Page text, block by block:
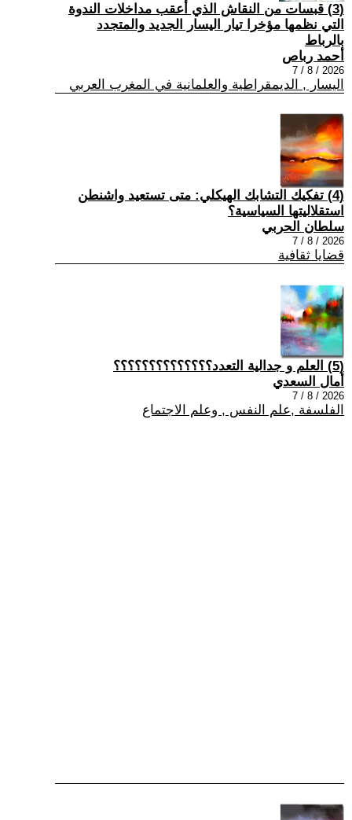
(3) قبسات من النقاش الذي أعقب مداخلات الندوة
التي نظمها مؤخرا تيار اليسار الجديد والمتجدد
بالرباط
أحمد رباص
2026 / 8 / 7
اليسار , الديمقراطية والعلمانية في المغرب العربي
(4) تفكيك التشابك الهيكلي: متى تستعيد واشنطن
استقلاليتها السياسية؟
سلطان الحربي
2026 / 8 / 7
قضايا ثقافية
(5) العلم و جدالية التعدد؟؟؟؟؟؟؟؟؟؟؟؟؟؟
أمال السعدي
2026 / 8 / 7
الفلسفة ,علم النفس , وعلم الاجتماع